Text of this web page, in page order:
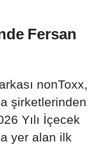
Fersan
nonToxx,
şirketlerinden
Yılı İçecek
yer alan ilk